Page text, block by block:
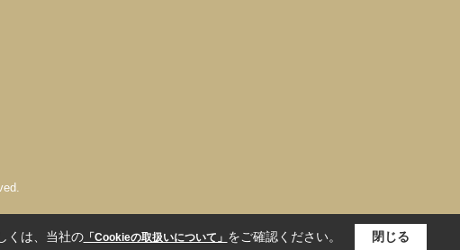
くは、当社の「Cookieの取扱いについて」 をご確認ください。 閉じる